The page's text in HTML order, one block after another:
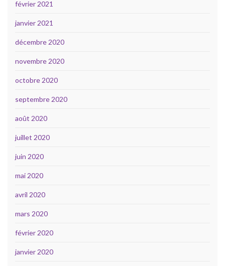
février 2021
janvier 2021
décembre 2020
novembre 2020
octobre 2020
septembre 2020
août 2020
juillet 2020
juin 2020
mai 2020
avril 2020
mars 2020
février 2020
janvier 2020